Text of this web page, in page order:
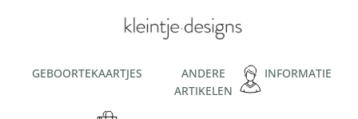
inhoudGEBOORTEKAARTJES
ANDERE
ARTIKELEN
INFORMATIE